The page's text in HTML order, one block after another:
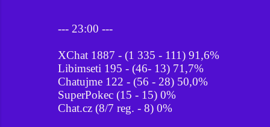
--- 23:00 ---
XChat 1887 - (1 335 - 111) 91,6%
Libimseti 195 - (46- 13) 71,7%
Chatujme 122 - (56 - 28) 50,0%
SuperPokec (15 - 15) 0%
Chat.cz (8/7 reg. - 8) 0%